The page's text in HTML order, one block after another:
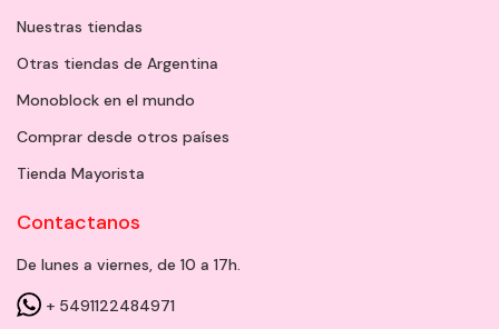
Nuestras tiendas
Otras tiendas de Argentina
Monoblock en el mundo
Comprar desde otros países
Tienda Mayorista
Contactanos
De lunes a viernes, de 10 a 17h.
+ 5491122484971